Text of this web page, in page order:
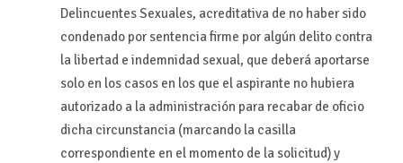
Delincuentes Sexuales, acreditativa de no haber sido
condenado por sentencia firme por algún delito contra
la libertad e indemnidad sexual, que deberá aportarse
solo en los casos en los que el aspirante no hubiera
autorizado a la administración para recabar de oficio
dicha circunstancia (marcando la casilla
correspondiente en el momento de la solicitud) y